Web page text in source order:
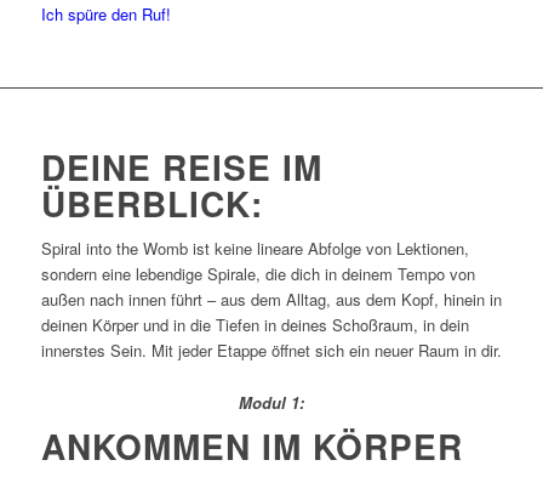
Ich spüre den Ruf!
DEINE REISE IM
ÜBERBLICK:
Spiral into the Womb ist keine lineare Abfolge von Lektionen,
sondern eine lebendige Spirale, die dich in deinem Tempo von
außen nach innen führt – aus dem Alltag, aus dem Kopf, hinein in
deinen Körper und in die Tiefen in deines Schoßraum, in dein
innerstes Sein. Mit jeder Etappe öffnet sich ein neuer Raum in dir.
Modul 1:
ANKOMMEN IM KÖRPER